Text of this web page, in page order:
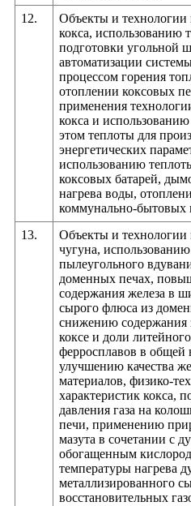
12.
Объекты и технологии
кокса, использованию
подготовки угольной
автоматизации
процессом горения
отоплении коксовых
применения
кокса и
этом теплоты для
энергетических
использованию
коксовых батарей,
нагрева воды,
коммунально-бытовых
13.
Объекты и технологии
чугуна,
пылеугольного
доменных печах,
содержания железа в
сырого флюса из
снижению содержания
коксе и доли
ферросплавов в общей
улучшению качества
материалов, физико-
характеристик кокса,
давления газа на
печи, применению
мазута в сочетании с
обогащенным
температуры нагрева
металлизированного
восстановительных